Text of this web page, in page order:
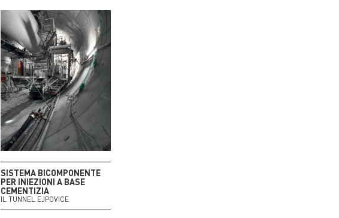
SISTEMA BICOMPONENTE
PER INIEZIONI A BASE
CEMENTIZIA
IL TUNNEL EJPOVICE